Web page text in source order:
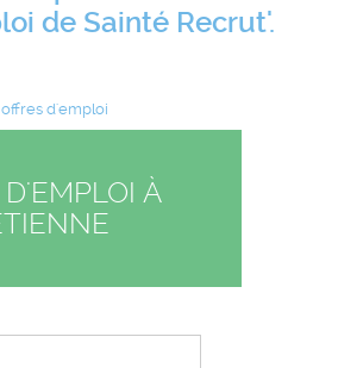
de Sainté Recrut'.
offres d'emploi
D'EMPLOI À